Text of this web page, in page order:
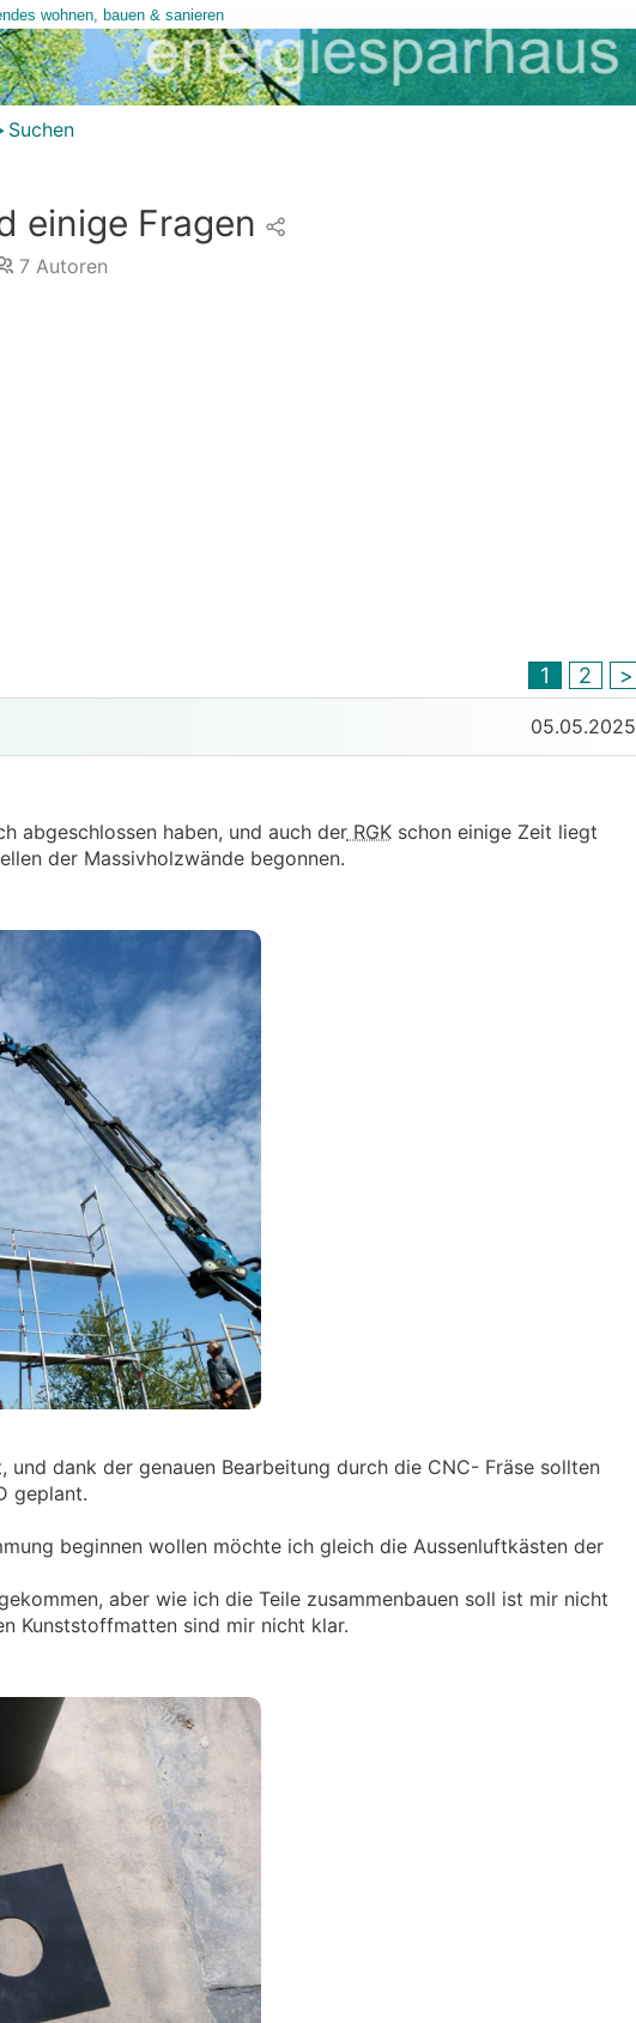
Suchen
einige Fragen
7Autoren
1 2 >
05.05.2025
abgeschlossen haben, und auch derRGKschon einige Zeit liegt
der Massivholzwände begonnen.
dank der genauen Bearbeitung durch die CNC- Fräse sollten
geplant.
beginnen wollen möchte ich gleich die Aussenluftkästen der
aber wie ich die Teile zusammenbauen soll ist mir nicht
Kunststoffmatten sind mir nicht klar.